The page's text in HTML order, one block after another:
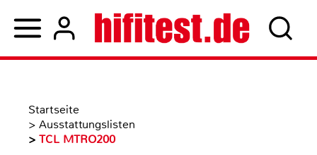
Startseite
> Ausstattungslisten
> TCL MTRO200